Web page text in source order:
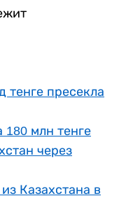
тенге пресекла
180 млн тенге
через
Казахстана в